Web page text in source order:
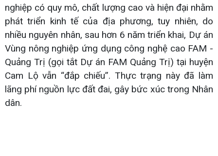
nghiệp có quy mô, chất lượng cao và hiện đại nhằm
phát triển kinh tế của địa phương, tuy nhiên, do
nhiều nguyên nhân, sau hơn 6 năm triển khai, Dự án
Vùng nông nghiệp ứng dụng công nghệ cao FAM -
Quảng Trị (gọi tắt Dự án FAM Quảng Trị) tại huyện
Cam Lộ vẫn “đắp chiếu”. Thực trạng này đã làm
lãng phí nguồn lực đất đai, gây bức xúc trong Nhân
dân.